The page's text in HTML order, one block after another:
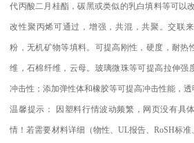
代丙酸二月桂酯，碳黑或类似的乳白填料等可以
改性聚丙烯可通过，增强，共混，共聚。交联
粉，无机矿物等填料。可提高刚性，硬度，耐热
维，石棉纤维，云母。玻璃微珠等可提高拉伸强
冲击性；添加弹性体和橡胶等可提高冲击性能，透
温馨提示： 因塑料行情波动频繁，网页没有具
情！若需要材料详细（物性、 UL报告、RoSH标准